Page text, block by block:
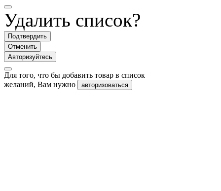
Удалить список?
Подтвердить
Отменить
Авторизуйтесь
Для того, что бы добавить товар в список
желаний, Вам нужно
авторизоваться